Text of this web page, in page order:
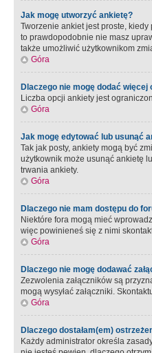
Jak mogę utworzyć ankietę?
Tworzenie ankiet jest proste,
to prawdopodobnie nie masz
także umożliwić użytkownikom
Góra
Dlaczego nie mogę dodać więcej
Liczba opcji ankiety jest
Góra
Jak mogę edytować lub usunąć
Tak jak posty, ankiety mogą być
użytkownik może usunąć ankietę
trwania ankiety.
Góra
Dlaczego nie mam dostępu do
Niektóre fora mogą mieć
więc powinieneś się z nimi
Góra
Dlaczego nie mogę dodawać
Zezwolenia załączników są
mogą wysyłać załączniki.
Góra
Dlaczego dostałam(em)
Każdy administrator określa